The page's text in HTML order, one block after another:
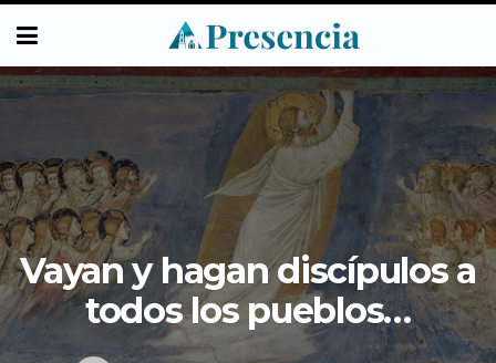
Vayan y hagan discípulos a
todos los pueblos…